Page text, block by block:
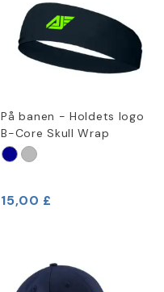
På banen - Holdets logo
B-Core Skull Wrap
15,00 £